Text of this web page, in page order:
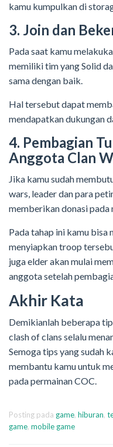
kamu kumpulkan di
3. Join dan
Pada saat kamu
memiliki tim yang Solid
sama dengan baik.
Hal tersebut dapat
mendapatkan dukungan
4. Pembagian
Anggota Clan
Jika kamu sudah
wars, leader dan para
memberikan donasi pada
Pada tahap ini kamu bisa
menyiapkan troop
juga elder akan mulai
anggota setelah
Akhir Kata
Demikianlah beberapa
clash of clans selalu
Semoga tips yang sudah
membantu kamu untuk
pada permainan COC.
Posting pada game, hiburan,
game, mobile game